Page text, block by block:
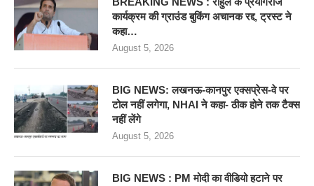
कार्यक्रम की ग्राउंड बुकिंग अचानक रद्द, ट्रस्ट ने
कहा…
August 5, 2026
BIG NEWS: लखनऊ-कानपुर एक्सप्रेस-वे पर
टोल नहीं लगेगा, NHAI ने कहा- ठीक होने तक टैक्स
नहीं लेंगे
August 5, 2026
BIG NEWS : PM मोदी का वीडियो हटाने पर